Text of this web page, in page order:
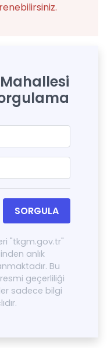
SORGULA
"tkgm.gov.tr"
anlık
Bu
geçerliliği
sadece bilgi